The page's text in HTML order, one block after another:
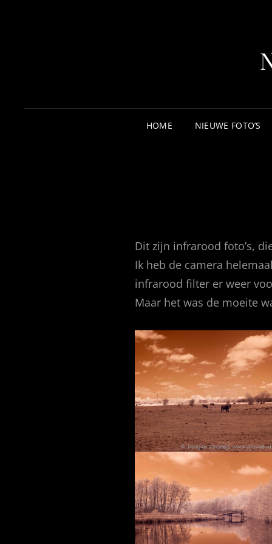
HOME NIEUWE FOTO’S
Dit zijn infrarood foto’s,
Ik heb de camera
infrarood filter er weer
Maar het was de moeite